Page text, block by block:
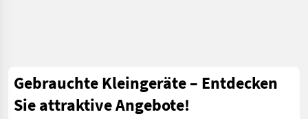
Gebrauchte Kleingeräte – Entdecken
Sie attraktive Angebote!